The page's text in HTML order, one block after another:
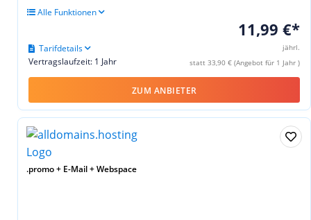
Alle Funktionen
11,99 €*
jährl.
statt 33,90 € (Angebot für 1 Jahr )
Vertragslaufzeit: 1 Jahr
Tarifdetails
ZUM ANBIETER
.promo + E-Mail + Webspace